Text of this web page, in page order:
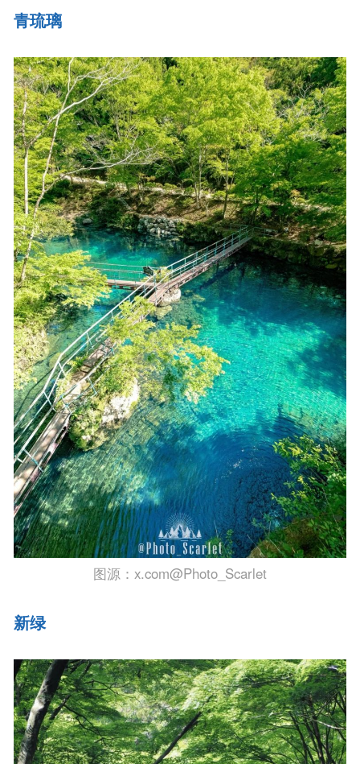
青琉璃
图源：x.com@Photo_Scarlet
新绿